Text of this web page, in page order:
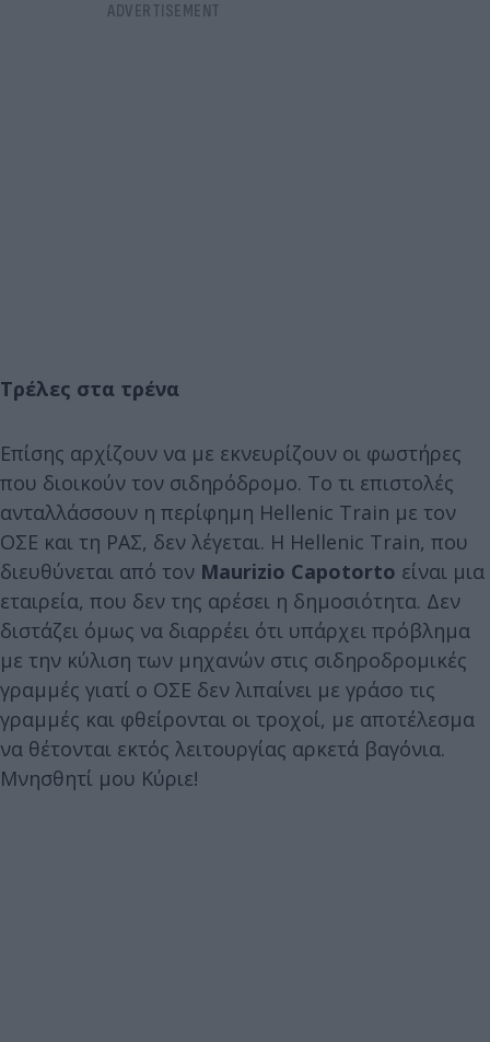
Τρέλες στα τρένα
Επίσης αρχίζουν να με εκνευρίζουν οι φωστήρες
που διοικούν τον σιδηρόδρομο. Το τι επιστολές
ανταλλάσσουν η περίφημη Hellenic Train με τον
ΟΣΕ και τη ΡΑΣ, δεν λέγεται. Η Hellenic Train, που
διευθύνεται από τον Maurizio Capotorto είναι μια
εταιρεία, που δεν της αρέσει η δημοσιότητα. Δεν
διστάζει όμως να διαρρέει ότι υπάρχει πρόβλημα
με την κύλιση των μηχανών στις σιδηροδρομικές
γραμμές γιατί ο ΟΣΕ δεν λιπαίνει με γράσο τις
γραμμές και φθείρονται οι τροχοί, με αποτέλεσμα
να θέτονται εκτός λειτουργίας αρκετά βαγόνια.
Μνησθητί μου Κύριε!